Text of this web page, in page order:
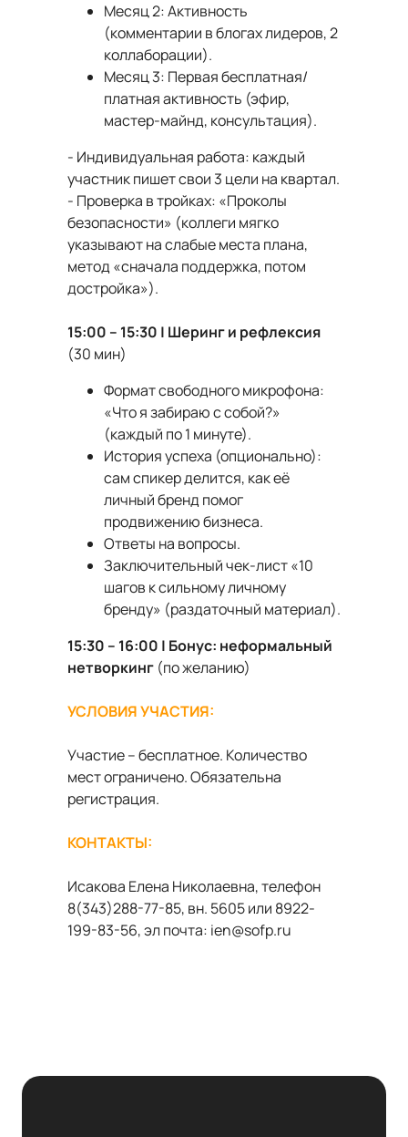
Месяц 2: Активность
(комментарии в блогах лидеров, 2
коллаборации).
Месяц 3: Первая бесплатная/
платная активность (эфир,
мастер-майнд, консультация).
- Индивидуальная работа: каждый
участник пишет свои 3 цели на квартал.
- Проверка в тройках: «Проколы
безопасности» (коллеги мягко
указывают на слабые места плана,
метод «сначала поддержка, потом
достройка»).
15:00 – 15:30 | Шеринг и рефлексия
(30 мин)
Формат свободного микрофона:
«Что я забираю с собой?»
(каждый по 1 минуте).
История успеха (опционально):
сам спикер делится, как её
личный бренд помог
продвижению бизнеса.
Ответы на вопросы.
Заключительный чек-лист «10
шагов к сильному личному
бренду» (раздаточный материал).
15:30 – 16:00 | Бонус: неформальный
нетворкинг (по желанию)
УСЛОВИЯ УЧАСТИЯ:
Участие – бесплатное. Количество
мест ограничено. Обязательна
регистрация.
КОНТАКТЫ:
Исакова Елена Николаевна, телефон
8(343)288-77-85, вн. 5605 или 8922-
199-83-56, эл почта: ien@sofp.ru